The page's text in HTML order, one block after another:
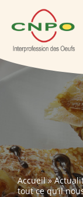
Accueil»
tout ce qu’il